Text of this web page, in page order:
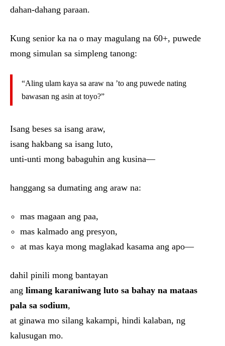
dahan-dahang paraan.
Kung senior ka na o may magulang na 60+, puwede
mong simulan sa simpleng tanong:
“Aling ulam kaya sa araw na ’to ang puwede nating
bawasan ng asin at toyo?”
Isang beses sa isang araw,
isang hakbang sa isang luto,
unti-unti mong babaguhin ang kusina—
hanggang sa dumating ang araw na:
mas magaan ang paa,
mas kalmado ang presyon,
at mas kaya mong maglakad kasama ang apo—
dahil pinili mong bantayan
ang limang karaniwang luto sa bahay na mataas
pala sa sodium,
at ginawa mo silang kakampi, hindi kalaban, ng
kalusugan mo.